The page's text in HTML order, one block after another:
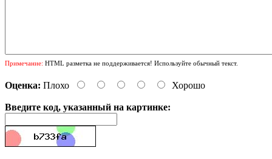
Примечание: HTML разметка не поддерживается! Используйте обычный текст.
Оценка: Плохо Хорошо
Введите код, указанный на картинке: